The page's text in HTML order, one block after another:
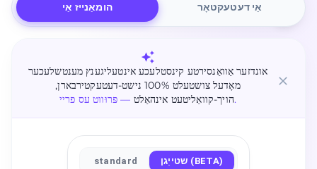
הומאַנייז אַי אַי דעטעקטאָר
אונדזער אַוואַנסירטע קינסטלעכע אינטעליגענץ מענטשלעכער
מאָדעל צושטעלט 100% נישט-דעטעקטירבארן,
הויך-קוואַליטעט אינהאַלט— פּרוּווט עס פריי.
standard שטייַגן (BETA)